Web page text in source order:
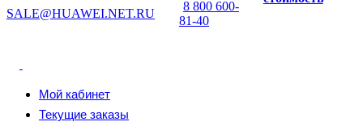
SALE@HUAWEI.NET.RU
8 800 600-
81-40
Мой кабинет
Текущие заказы